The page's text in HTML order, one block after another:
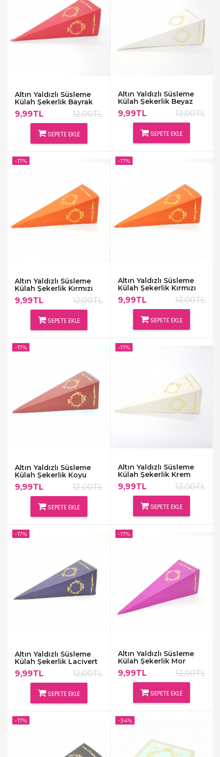
Altın Yaldızlı Süsleme
Külah Şekerlik Bayrak
Kırmızısı
9,99TL 12,00TL
SEPETE EKLE
Altın Yaldızlı Süsleme
Külah Şekerlik Beyaz
9,99TL 12,00TL
SEPETE EKLE
Altın Yaldızlı Süsleme
Külah Şekerlik Kırmızı
9,99TL 12,00TL
SEPETE EKLE
-17%
Altın Yaldızlı Süsleme
Külah Şekerlik Kırmızı
9,99TL 12,00TL
SEPETE EKLE
-17%
Altın Yaldızlı Süsleme
Külah Şekerlik Koyu
Kırmızı
9,99TL 12,00TL
SEPETE EKLE
-17%
Altın Yaldızlı Süsleme
Külah Şekerlik Krem
9,99TL 12,00TL
SEPETE EKLE
-17%
Altın Yaldızlı Süsleme
Külah Şekerlik Lacivert
-1
9,99TL 12,00TL
SEPETE EKLE
-17%
Altın Yaldızlı Süsleme
Külah Şekerlik Mor
9,99TL 12,00TL
SEPETE EKLE
-17%
-17% -34%